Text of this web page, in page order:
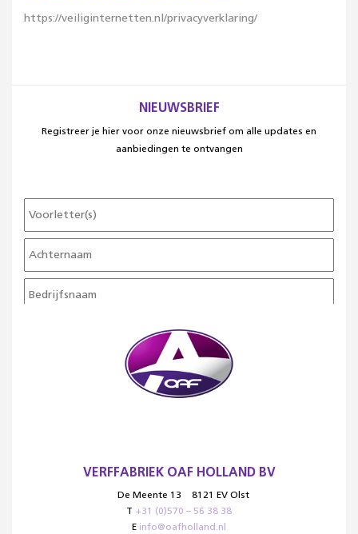
https://veiliginternetten.nl/privacyverklaring/
NIEUWSBRIEF
Registreer je hier voor onze nieuwsbrief om alle updates en
aanbiedingen te ontvangen
VERFFABRIEK OAF HOLLAND BV
De Meente 13
8121 EV Olst
T +31 (0)570 – 56 38 38
E info@oafholland.nl